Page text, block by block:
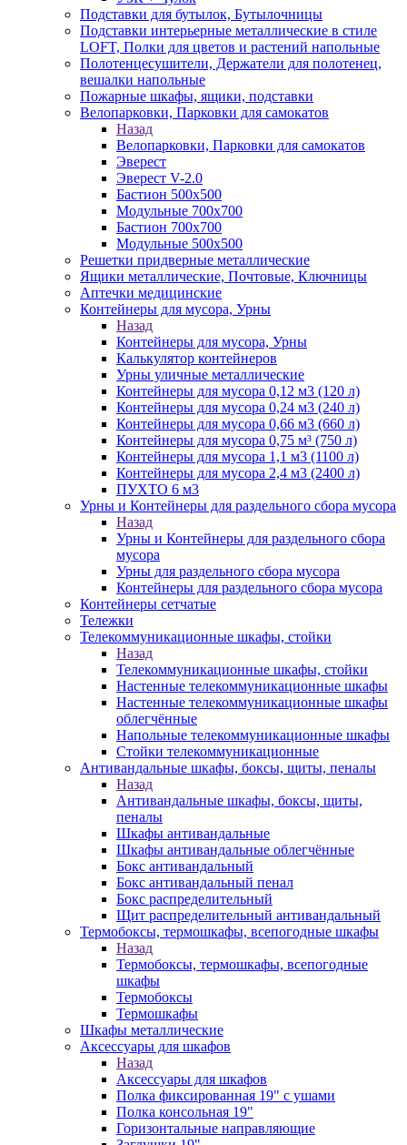
Подставки для бутылок, Бутылочницы
Подставки интерьерные металлические в стиле
LOFT, Полки для цветов и растений напольные
Полотенцесушители, Держатели для полотенец,
вешалки напольные
Пожарные шкафы, ящики, подставки
Велопарковки, Парковки для самокатов
Назад
Велопарковки, Парковки для самокатов
Эверест
Эверест V-2.0
Бастион 500х500
Модульные 700х700
Бастион 700х700
Модульные 500х500
Решетки придверные металлические
Ящики металлические, Почтовые, Ключницы
Аптечки медицинские
Контейнеры для мусора, Урны
Назад
Контейнеры для мусора, Урны
Калькулятор контейнеров
Урны уличные металлические
Контейнеры для мусора 0,12 м3 (120 л)
Контейнеры для мусора 0,24 м3 (240 л)
Контейнеры для мусора 0,66 м3 (660 л)
Контейнеры для мусора 0,75 м³ (750 л)
Контейнеры для мусора 1,1 м3 (1100 л)
Контейнеры для мусора 2,4 м3 (2400 л)
ПУХТО 6 м3
Урны и Контейнеры для раздельного сбора мусора
Назад
Урны и Контейнеры для раздельного сбора
мусора
Урны для раздельного сбора мусора
Контейнеры для раздельного сбора мусора
Контейнеры сетчатые
Тележки
Телекоммуникационные шкафы, стойки
Назад
Телекоммуникационные шкафы, стойки
Настенные телекоммуникационные шкафы
Настенные телекоммуникационные шкафы
облегчённые
Напольные телекоммуникационные шкафы
Стойки телекоммуникационные
Антивандальные шкафы, боксы, щиты, пеналы
Назад
Антивандальные шкафы, боксы, щиты,
пеналы
Шкафы антивандальные
Шкафы антивандальные облегчённые
Бокс антивандальный
Бокс антивандальный пенал
Бокс распределительный
Щит распределительный антивандальный
Термобоксы, термошкафы, всепогодные шкафы
Назад
Термобоксы, термошкафы, всепогодные
шкафы
Термобоксы
Термошкафы
Шкафы металлические
Аксессуары для шкафов
Назад
Аксессуары для шкафов
Полка фиксированная 19" с ушами
Полка консольная 19"
Горизонтальные направляющие